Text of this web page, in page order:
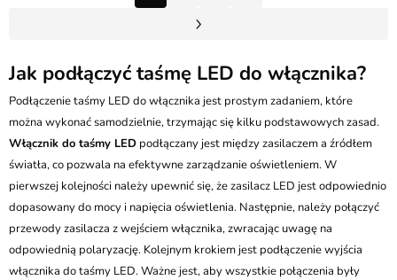
Jak podłączyć taśmę LED do włącznika?
Podłączenie taśmy LED do włącznika jest prostym zadaniem, które
można wykonać samodzielnie, trzymając się kilku podstawowych zasad.
Włącznik do taśmy LED podłączany jest między zasilaczem a źródłem
światła, co pozwala na efektywne zarządzanie oświetleniem. W
pierwszej kolejności należy upewnić się, że zasilacz LED jest odpowiednio
dopasowany do mocy i napięcia oświetlenia. Następnie, należy połączyć
przewody zasilacza z wejściem włącznika, zwracając uwagę na
odpowiednią polaryzację. Kolejnym krokiem jest podłączenie wyjścia
włącznika do taśmy LED. Ważne jest, aby wszystkie połączenia były